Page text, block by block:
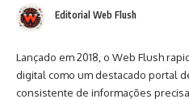
Editorial Web Flush
Lançado em 2018, o Web Flush
digital como um destacado portal
consistente de informações